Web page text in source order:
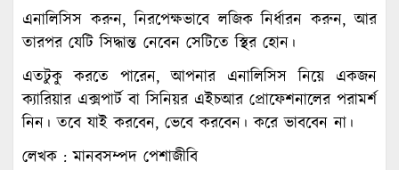
এনালিসিস করুন, নিরপেক্ষভাবে লজিক নির্ধারন করুন, আর
তারপর যেটি সিদ্ধান্ত নেবেন সেটিতে স্থির হোন।
এতটুকু করতে পারেন, আপনার এনালিসিস নিয়ে একজন
ক্যারিয়ার এক্সপার্ট বা সিনিয়র এইচআর প্রোফেশনালের পরামর্শ
নিন। তবে যাই করবেন, ভেবে করবেন। করে ভাববেন না।
লেখক : মানবসম্পদ পেশাজীবি